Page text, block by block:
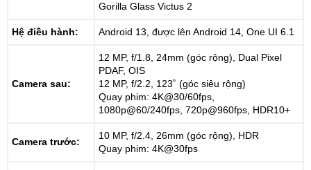
Gorilla Glass Victus 2
Hệ điều hành: Android 13, được lên Android 14, One UI 6.1
Camera sau:
12 MP, f/1.8, 24mm (góc rộng), Dual Pixel
PDAF, OIS
12 MP, f/2.2, 123˚ (góc siêu rộng)
Quay phim: 4K@30/60fps,
1080p@60/240fps, 720p@960fps, HDR10+
Camera trước:
10 MP, f/2.4, 26mm (góc rộng), HDR
Quay phim: 4K@30fps